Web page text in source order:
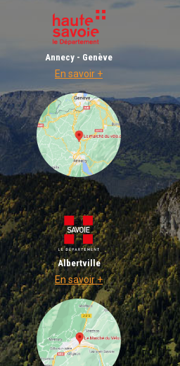
Annecy - Genève
En savoir +
Albertville
En savoir +